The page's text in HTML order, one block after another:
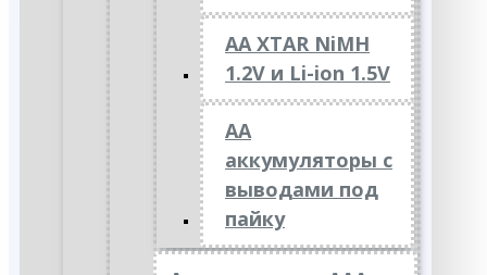
AA XTAR NiMH
1.2V и Li-ion 1.5V
АА
аккумуляторы с
выводами под
пайку